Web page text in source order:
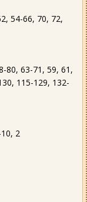
54-66, 70, 72,
80, 63-71, 59, 61,
115-129, 132-
2